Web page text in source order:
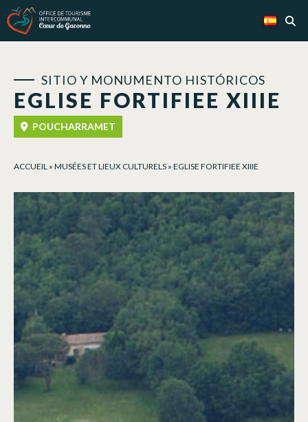
EGLISE FORTIFIEE XIIIE
SITIO Y MONUMENTO HISTÓRICOS
POUCHARRAMET
ACCUEIL » MUSÉES ET LIEUX CULTURELS » EGLISE FORTIFIEE XIIIE
Panel de gestión de cookies